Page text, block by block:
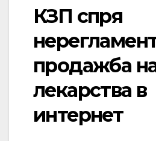
КЗП спря
продажба
лекарства в
интернет